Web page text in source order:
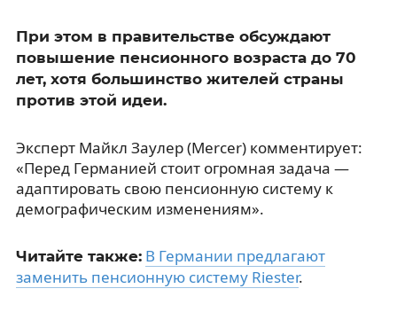
При этом в правительстве обсуждают
повышение пенсионного возраста до 70
лет, хотя большинство жителей страны
против этой идеи.
Эксперт Майкл Заулер (Mercer) комментирует:
«Перед Германией стоит огромная задача —
адаптировать свою пенсионную систему к
демографическим изменениям».
Читайте также: В Германии предлагают
заменить пенсионную систему Riester.